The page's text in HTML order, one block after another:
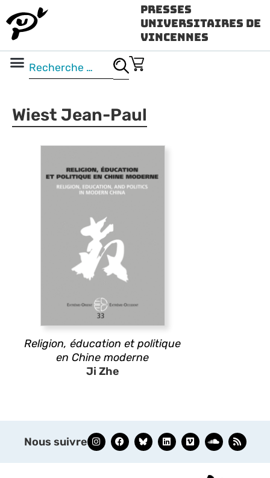
Presses
Universitaires de
Vincennes
Wiest Jean-Paul
Religion, éducation et politique
en Chine moderne
Ji Zhe
Nous suivre